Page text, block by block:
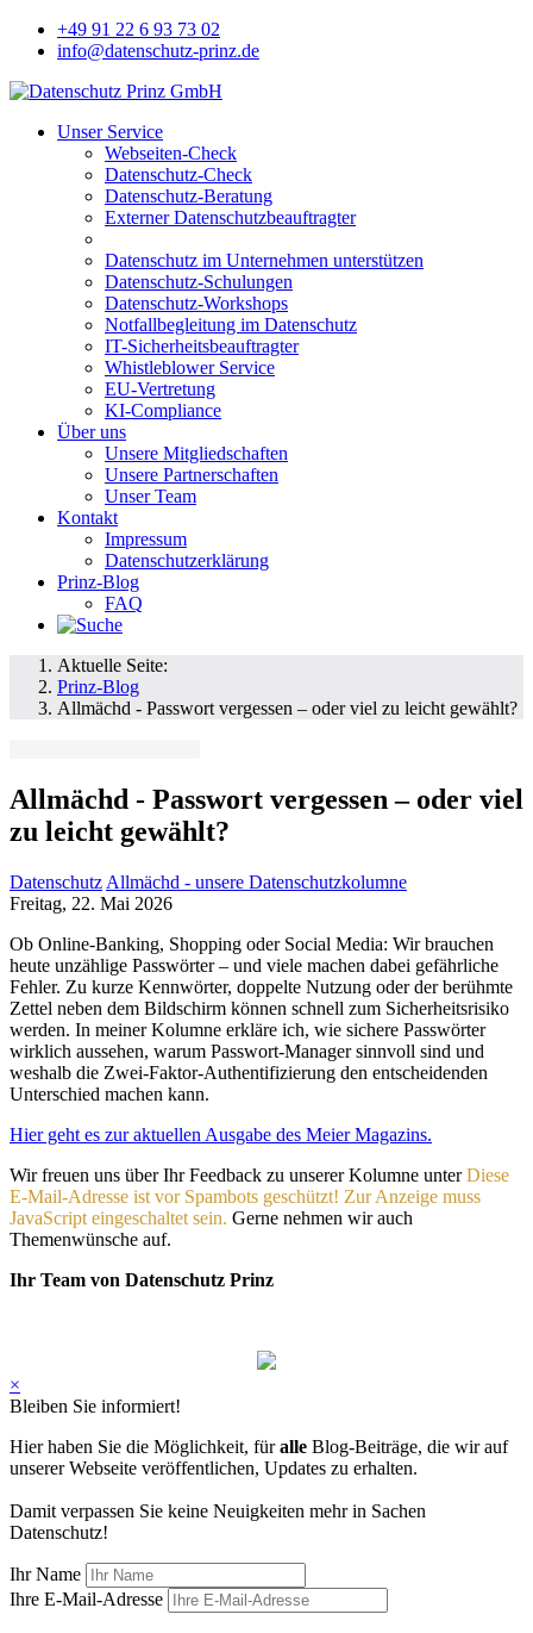
+49 91 22 6 93 73 02
info@datenschutz-prinz.de
Unser Service
Webseiten-Check
Datenschutz-Check
Datenschutz-Beratung
Externer Datenschutzbeauftragter
Datenschutz im Unternehmen unterstützen
Datenschutz-Schulungen
Datenschutz-Workshops
Notfallbegleitung im Datenschutz
IT-Sicherheitsbeauftragter
Whistleblower Service
EU-Vertretung
KI-Compliance
Über uns
Unsere Mitgliedschaften
Unsere Partnerschaften
Unser Team
Kontakt
Impressum
Datenschutzerklärung
Prinz-Blog
FAQ
Aktuelle Seite:
Prinz-Blog
Allmächd - Passwort vergessen – oder viel zu leicht gewählt?
Allmächd - Passwort vergessen – oder viel
zu leicht gewählt?
Datenschutz Allmächd - unsere Datenschutzkolumne
Freitag, 22. Mai 2026
Ob Online-Banking, Shopping oder Social Media: Wir brauchen
heute unzählige Passwörter – und viele machen dabei gefährliche
Fehler. Zu kurze Kennwörter, doppelte Nutzung oder der berühmte
Zettel neben dem Bildschirm können schnell zum Sicherheitsrisiko
werden. In meiner Kolumne erkläre ich, wie sichere Passwörter
wirklich aussehen, warum Passwort-Manager sinnvoll sind und
weshalb die Zwei-Faktor-Authentifizierung den entscheidenden
Unterschied machen kann.
Hier geht es zur aktuellen Ausgabe des Meier Magazins.
Wir freuen uns über Ihr Feedback zu unserer Kolumne unterDiese
E-Mail-Adresse ist vor Spambots geschützt! Zur Anzeige muss
JavaScript eingeschaltet sein. Gerne nehmen wir auch
Themenwünsche auf.
Ihr Team von Datenschutz Prinz
×
Bleiben Sie informiert!
Hier haben Sie die Möglichkeit, füralle Blog-Beiträge, die wir auf
unserer Webseite veröffentlichen, Updates zu erhalten.
Damit verpassen Sie keine Neuigkeiten mehr in Sachen
Datenschutz!
Ihr Name
Ihre E-Mail-Adresse